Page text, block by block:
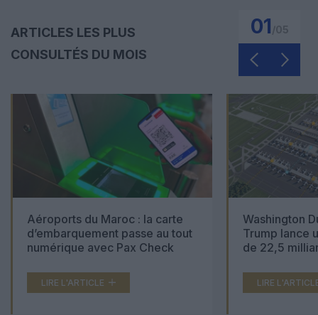
ARTICLES LES PLUS
CONSULTÉS DU MOIS
01
Aéroports du Maroc : la carte
d’embarquement passe au tout
numérique avec Pax Check
LIRE L'ARTICLE
Washington
Trump lance
de 22,5
LIRE